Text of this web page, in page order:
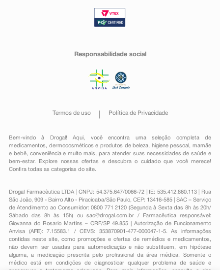
Responsabilidade social
Termos de uso Política de Privacidade
Bem-vindo à Drogal! Aqui, você encontra uma seleção completa de
medicamentos , dermocosméticos e produtos de beleza, higiene pessoal ,mamãe
e bebê, conveniênciae muito mais, para atender suas necessidades de saúde e
bem-estar. Explore nossas ofertas e descubra o cuidado que você merece!
Confira todas as categorias do site.
Drogal Farmacêutica LTDA | CNPJ: 54.375.647/0066-72 | IE: 535.412.860.113 | Rua
São João, 909 - Bairro Alto - Piracicaba/São Paulo, CEP: 13416-585 | SAC – Serviço
de Atendimento ao Consumidor: 0800 771 2120 (Segunda à Sexta das 8h às 20h/
Sábado das 8h às 15h) ou sac@drogal.com.br/ Farmacêutica responsável:
Giovanna do Rosario Martins – CRF/SP 49.855 | Autorização de Funcionamento
Anvisa (AFE): 7.15583.1 / CEVS: 353870901-477-000047-1-5. As informações
contidas neste site, como promoções e ofertas de remédios e medicamentos,
não devem ser usadas para automedicação e não substituem, em hipótese
alguma, a medicação prescrita pelo profissional da área médica. Somente o
médico está em condições de diagnosticar qualquer problema de saúde e